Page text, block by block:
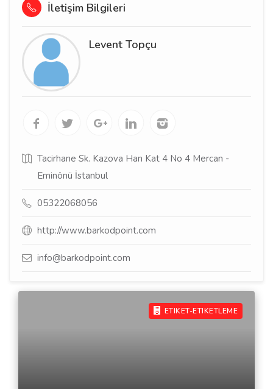
İletişim Bilgileri
Levent Topçu
Tacirhane Sk. Kazova Han Kat 4 No 4 Mercan -
Eminönü İstanbul
05322068056
http://www.barkodpoint.com
info@barkodpoint.com
ETIKET-ETIKETLEME